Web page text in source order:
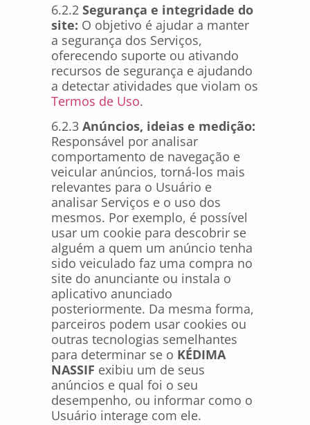
6.2.2 Segurança e integridade do
site: O objetivo é ajudar a manter
a segurança dos Serviços,
oferecendo suporte ou ativando
recursos de segurança e ajudando
a detectar atividades que violam os
Termos de Uso.
6.2.3 Anúncios, ideias e medição:
Responsável por analisar
comportamento de navegação e
veicular anúncios, torná-los mais
relevantes para o Usuário e
analisar Serviços e o uso dos
mesmos. Por exemplo, é possível
usar um cookie para descobrir se
alguém a quem um anúncio tenha
sido veiculado faz uma compra no
site do anunciante ou instala o
aplicativo anunciado
posteriormente. Da mesma forma,
parceiros podem usar cookies ou
outras tecnologias semelhantes
para determinar se o KÉDIMA
NASSIF exibiu um de seus
anúncios e qual foi o seu
desempenho, ou informar como o
Usuário interage com ele.